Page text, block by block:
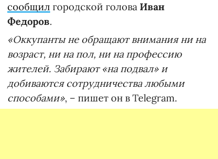
сообщил городской голова Иван
Федоров.
«Оккупанты не обращают внимания ни на
возраст, ни на пол, ни на профессию
жителей. Забирают «на подвал» и
добиваются сотрудничества любыми
способами», – пишет он в Telegram.